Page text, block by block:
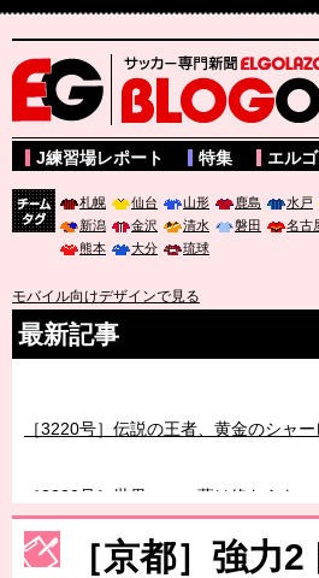
サッカー専門新聞ELGOLAZO web版
J練習場レポート 特集 エル
札幌 仙台 山形 鹿島 水戸
新潟
金沢 清水 磐田 名古
熊本
大分 琉球
モバイル向けデザインで見る
最新記事
［3220号］伝説の王者、黄金のシャー
［3230号］世界一への夢は終わらない
［3223号］一丸。日本出陣
［京都］強力